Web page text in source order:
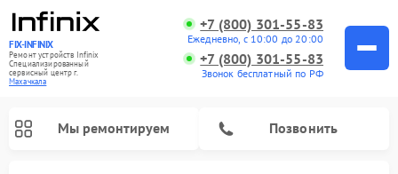
FIX-INFINIX
Ремонт устройств Infinix
Специализированный
cервисный центр г.
Махачкала
+7 (800) 301-55-83
Ежедневно, с 10:00 до 20:00
+7 (800) 301-55-83
Звонок бесплатный по РФ
Мы ремонтируем Позвонить